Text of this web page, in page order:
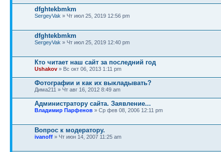
dfghtekbmkm
SergeyVak » Чт июл 25, 2019 12:56 pm
dfghtekbmkm
SergeyVak » Чт июл 25, 2019 12:40 pm
Кто читает наш сайт за последний год
Ushakov » Вс окт 06, 2013 1:11 pm
Фотографии и как их выкладывать?
Дима211 » Чт авг 16, 2012 8:49 am
Администратору сайта. Заявление...
Владимир Парфенов » Ср фев 08, 2006 12:11 pm
Вопрос к модератору.
ivanoff » Чт июн 14, 2007 11:25 am